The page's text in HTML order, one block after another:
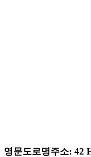
영문도로명주소: 42